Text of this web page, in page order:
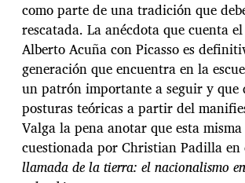
como parte de una tradición que
rescatada. La anécdota que cuenta
Alberto Acuña con Picasso es
generación que encuentra en la
un patrón importante a seguir y que
posturas teóricas a partir del
Valga la pena anotar que esta
cuestionada por Christian Padilla
llamada de la tierra: el nacionalismo